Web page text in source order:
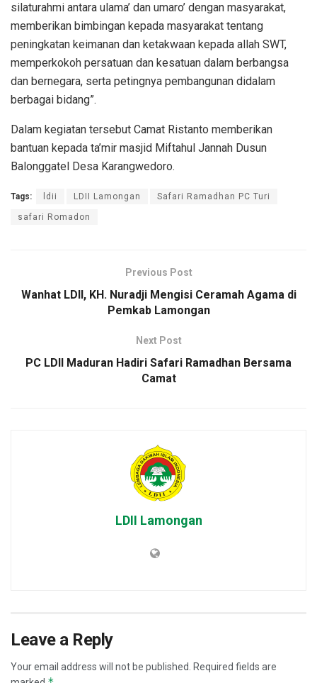
silaturahmi antara ulama’ dan umaro’ dengan masyarakat,
memberikan bimbingan kepada masyarakat tentang
peningkatan keimanan dan ketakwaan kepada allah SWT,
memperkokoh persatuan dan kesatuan dalam berbangsa
dan bernegara, serta petingnya pembangunan didalam
berbagai bidang”.
Dalam kegiatan tersebut Camat Ristanto memberikan
bantuan kepada ta’mir masjid Miftahul Jannah Dusun
Balonggatel Desa Karangwedoro.
Tags: ldii LDII Lamongan Safari Ramadhan PC Turi
safari Romadon
Previous Post
Wanhat LDII, KH. Nuradji Mengisi Ceramah Agama di
Pemkab Lamongan
Next Post
PC LDII Maduran Hadiri Safari Ramadhan Bersama
Camat
LDII Lamongan
Leave a Reply
Your email address will not be published. Required fields are